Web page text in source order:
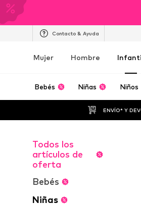
Contacto & Ayuda
Mujer Hombre
Bebés Niñas Niños
ENVÍO* Y
Todos los
artículos de
oferta
Bebés
Niñas